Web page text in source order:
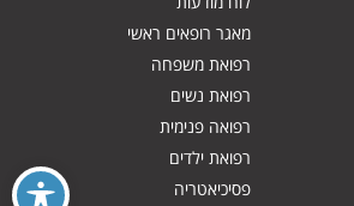
מאגר רופאים ראשי
רפואת משפחה
רפואת נשים
רפואה פנימית
רפואת ילדים
פסיכיאטריה